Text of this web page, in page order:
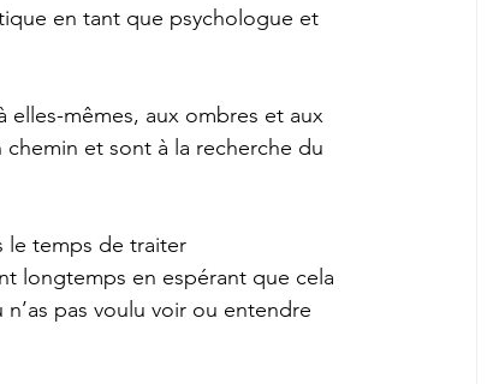
en tant que psychologue et
mêmes, aux ombres et aux
et sont à la recherche du
le temps de traiter
longtemps en espérant que cela
pas voulu voir ou entendre